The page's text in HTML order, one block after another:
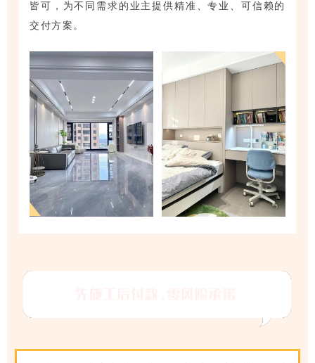
皆可，为不同需求的业主提供精准、专业、可信赖的
交付方案。